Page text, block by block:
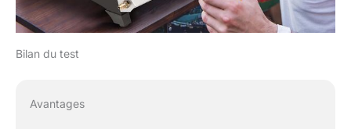
Bilan du test
Avantages